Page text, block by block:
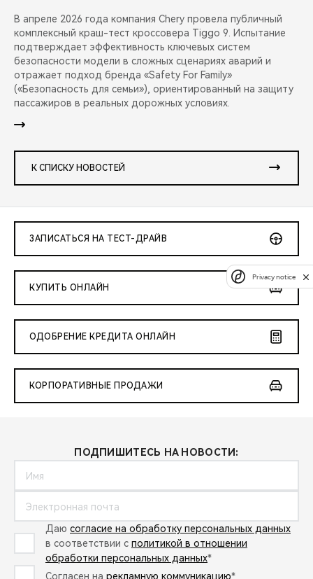
В апреле 2026 года компания Chery провела публичный
комплексный краш-тест кроссовера Tiggo 9. Испытание
подтверждает эффективность ключевых систем
безопасности модели в сложных сценариях аварий и
отражает подход бренда «Safety For Family»
(«Безопасность для семьи»), ориентированный на защиту
пассажиров в реальных дорожных условиях.
К СПИСКУ НОВОСТЕЙ
ЗАПИСАТЬСЯ НА ТЕСТ-ДРАЙВ
КУПИТЬ ОНЛАЙН
ОДОБРЕНИЕ КРЕДИТА ОНЛАЙН
КОРПОРАТИВНЫЕ ПРОДАЖИ
ПОДПИШИТЕСЬ НА НОВОСТИ:
Даю согласие на обработку персональных данных
в соответствии с политикой в отношении
обработки персональных данных*
Согласен на рекламную коммуникацию*
Privacy notice